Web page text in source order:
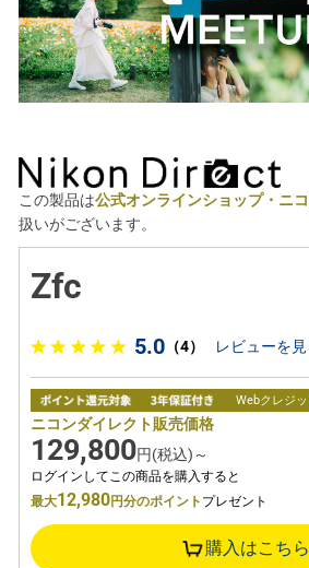
この製品は公式オンラインショップ・ニ
扱いがございます。
Zfc
5.0（4） レビューを見
Webクレジ
ニコンダイレクト販売価格
129,800円(税込)～
ログインしてこの商品を購入すると
最大12,980円分のポイント プレゼント
購入はこちら